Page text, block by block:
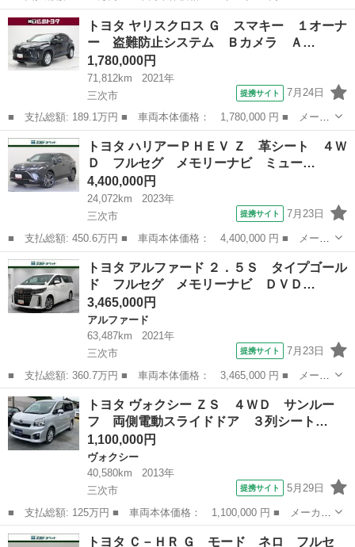
ー名： トヨタ ■ 車種名： タンク ■ グレード名： カスタムＧ
－Ｔ フルセグ メモリーナビ ＤＶＤ再生 ミュージックプレイヤ
ー接続可...
広島 三次市 トヨタ
トヨタ ヤリスクロス Ｇ スマキー １オーナ
ー 盗難防止システム Ｂカメラ Ａ…
1,780,000円
71,812km
2021年
三次市
提携サイト 7月24日
■ 支払総額: 189.1万円 ■ 車両本体価格： 1,780,000 円 ■ メーカ
ー名： トヨタ ■ 車種名： ヤリスクロス ■ グレード名： Ｇ
スマキー １オーナー 盗難防止システム Ｂカメラ ＡＡＣ キー
レス Ｄ...
広島 三次市 トヨタ
トヨタ ハリアーＰＨＥＶ Ｚ 革シート ４Ｗ
Ｄ フルセグ メモリーナビ ミュー…
4,400,000円
24,072km
2023年
三次市
提携サイト 7月23日
■ 支払総額: 450.6万円 ■ 車両本体価格： 4,400,000 円 ■ メーカ
ー名： トヨタ ■ 車種名： ハリアーＰＨＥＶ ■ グレード名：
Ｚ 革シート ４ＷＤ フルセグ メモリーナビ ミュージックプレ
イヤー接...
広島 三次市 トヨタ
トヨタ アルファード ２．５Ｓ タイプゴール
ド フルセグ メモリーナビ ＤＶＤ…
3,465,000円
アルファード
63,487km
2021年
三次市
提携サイト 7月23日
■ 支払総額: 360.7万円 ■ 車両本体価格： 3,465,000 円 ■ メーカ
ー名： トヨタ ■ 車種名： アルファード ■ グレード名： ２．
５Ｓ タイプゴールド フルセグ メモリーナビ ＤＶＤ再生 ミュ
ージック...
広島 三次市 アルファード
トヨタ ヴォクシー ＺＳ ４ＷＤ サンルー
フ 両側電動スライドドア ３列シート…
1,100,000円
ヴォクシー
40,580km
2013年
三次市
提携サイト 5月29日
■ 支払総額: 125万円 ■ 車両本体価格： 1,100,000 円 ■ メーカー
名： トヨタ ■ 車種名： ヴォクシー ■ グレード名： ＺＳ ４
ＷＤ サンルーフ 両側電動スライドドア ３列シート ダブルエア
広島 三次市 ヴォクシー
トヨタ Ｃ－ＨＲ Ｇ モード ネロ フルセ